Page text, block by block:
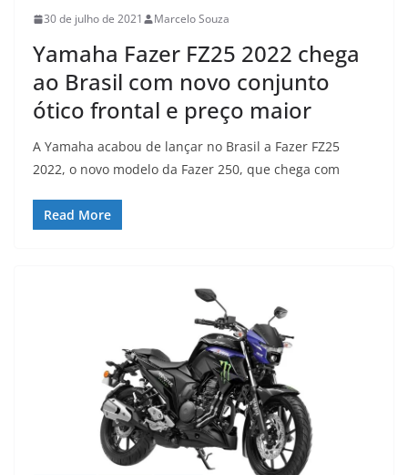
30 de julho de 2021 Marcelo Souza
Yamaha Fazer FZ25 2022 chega
ao Brasil com novo conjunto
ótico frontal e preço maior
A Yamaha acabou de lançar no Brasil a Fazer FZ25
2022, o novo modelo da Fazer 250, que chega com
Read More